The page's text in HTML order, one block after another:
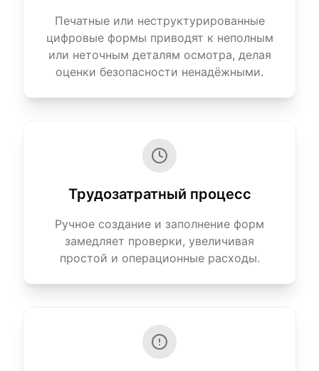
Печатные или неструктурированные
цифровые формы приводят к неполным
или неточным деталям осмотра, делая
оценки безопасности ненадёжными.
Трудозатратный процесс
Ручное создание и заполнение форм
замедляет проверки, увеличивая
простой и операционные расходы.